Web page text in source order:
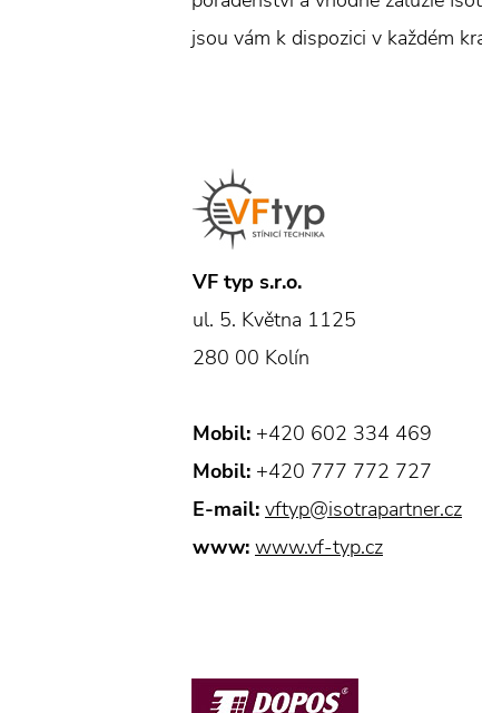
jsou vám k dispozici v každém
VF typ s.r.o.
ul. 5. Května 1125
280 00 Kolín
Mobil: +420 602 334 469
Mobil: +420 777 772 727
E-mail: vftyp@isotrapartner.cz
www: www.vf-typ.cz